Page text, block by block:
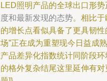
照明产品的全球出口形
和最新发现的态势。相比
增长点看似具备了更具韧
”正在成为重塑现今日益成
品差异化指数统计同阶段
格外复杂结尾这里延伸有